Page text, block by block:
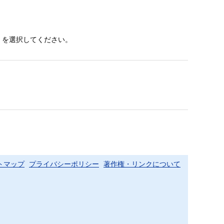
選択してください。
マップ プライバシーポリシー 著作権・リンクについて